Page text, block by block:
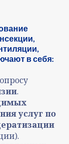
в себя:
.
услуг по